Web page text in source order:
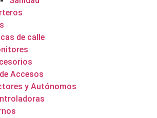
de calle
Accesos
y Autónomos